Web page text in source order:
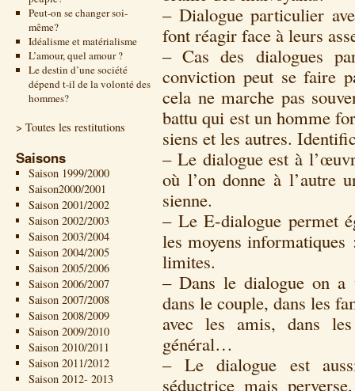
Peut-on se changer soi-
même?
Idéalisme et matérialisme
L’amour, quel amour ?
Le destin d’une société
dépend t-il de la volonté des
hommes?
> Toutes les restitutions
Saisons
Saison 1999/2000
Saison2000/2001
Saison 2001/2002
Saison 2002/2003
Saison 2003/2004
Saison 2004/2005
Saison 2005/2006
Saison 2006/2007
Saison 2007/2008
Saison 2008/2009
Saison 2009/2010
Saison 2010/2011
Saison 2011/2012
Saison 2012- 2013
– Dialogue particulier
font réagir face à leurs
– Cas des dialogues
conviction peut se faire
cela ne marche pas
battu qui est un homme
siens et les autres.
– Le dialogue est à
où l’on donne à l’autre
sienne.
– Le E-dialogue permet
les moyens
limites.
– Dans le dialogue on a
dans le couple, dans les
avec les amis, dans
général…
– Le dialogue est
séductrice mais